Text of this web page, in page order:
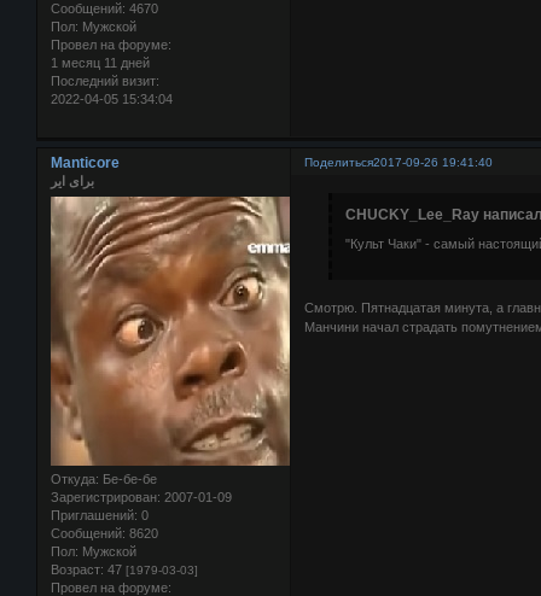
Сообщений: 4670
Пол: Мужской
Провел на форуме:
1 месяц 11 дней
Последний визит:
2022-04-05 15:34:04
Поделиться2017-09-26 19:41:40
Manticore
برای ایر
Откуда: Бе-бе-бе
Зарегистрирован: 2007-01-09
Приглашений: 0
Сообщений: 8620
Пол: Мужской
Возраст: 47 [1979-03-03]
Провел на форуме:
CHUCKY_Lee_Ray
"Культ Чаки" - самый
Смотрю. Пятнадцатая минута, а
Манчини начал страдать